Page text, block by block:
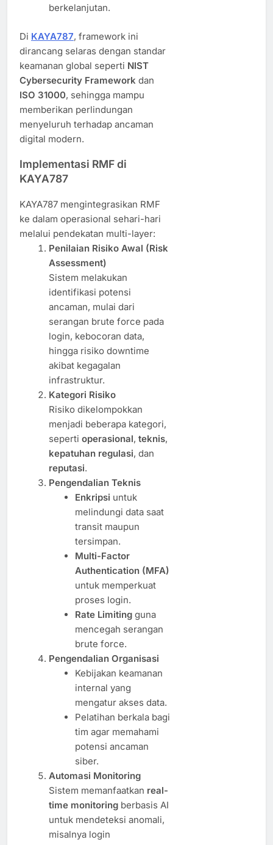
berkelanjutan.
Di KAYA787, framework ini
dirancang selaras dengan standar
keamanan global seperti NIST
Cybersecurity Framework dan
ISO 31000, sehingga mampu
memberikan perlindungan
menyeluruh terhadap ancaman
digital modern.
Implementasi RMF di
KAYA787
KAYA787 mengintegrasikan RMF
ke dalam operasional sehari-hari
melalui pendekatan multi-layer:
Penilaian Risiko Awal (Risk
Assessment)
Sistem melakukan
identifikasi potensi
ancaman, mulai dari
serangan brute force pada
login, kebocoran data,
hingga risiko downtime
akibat kegagalan
infrastruktur.
Kategori Risiko
Risiko dikelompokkan
menjadi beberapa kategori,
seperti operasional, teknis,
kepatuhan regulasi, dan
reputasi.
Pengendalian Teknis
Enkripsi untuk
melindungi data saat
transit maupun
tersimpan.
Multi-Factor
Authentication (MFA)
untuk memperkuat
proses login.
Rate Limitingguna
mencegah serangan
brute force.
Pengendalian Organisasi
Kebijakan keamanan
internal yang
mengatur akses data.
Pelatihan berkala bagi
tim agar memahami
potensi ancaman
siber.
Automasi Monitoring
Sistem memanfaatkan real-
time monitoringberbasis AI
untuk mendeteksi anomali,
misalnya login